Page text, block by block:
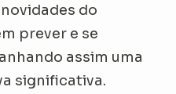
do
prever e se
assim uma
significativa.